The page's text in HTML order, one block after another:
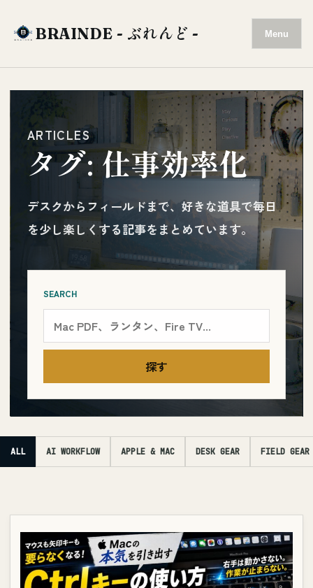
BRAINDE - ぶれんど - Menu
ARTICLES
タグ:仕事効率化
デスクからフィールドまで、好きな道具で毎日
を少し楽しくする記事をまとめています。
SEARCH
探す
ALL AI WORKFLOW APPLE & MAC DESK GEAR FIELD GEAR